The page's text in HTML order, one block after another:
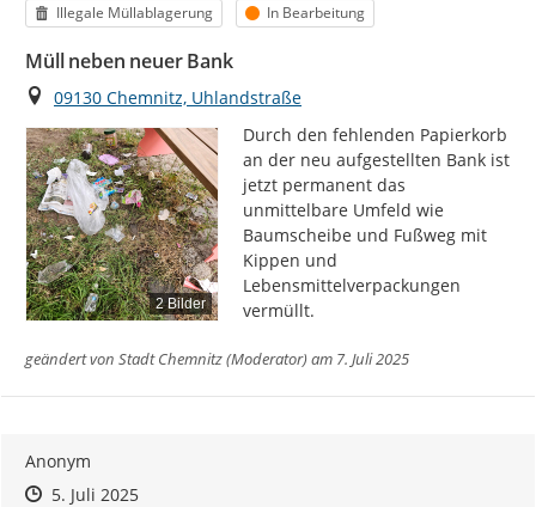
Kategorie
Illegale Müllablagerung Status
In Bearbeitung
Müll neben neuer Bank
Ort
09130 Chemnitz, Uhlandstraße
2 Bilder
Durch den fehlenden Papierkorb
an der neu aufgestellten Bank ist
jetzt permanent das
unmittelbare Umfeld wie
Baumscheibe und Fußweg mit
Kippen und
Lebensmittelverpackungen
vermüllt.
geändert von Stadt Chemnitz (Moderator)am 7. Juli 2025
Anonym
Zeitpunkt des Erstellens
Zeitpunkt des Erstellens
5. Juli 2025Zur Äußerung